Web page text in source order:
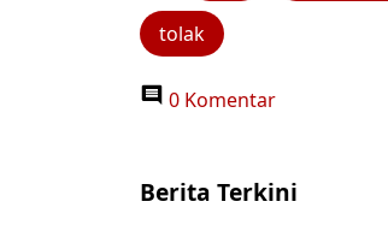
tolak
0 Komentar
Berita Terkini